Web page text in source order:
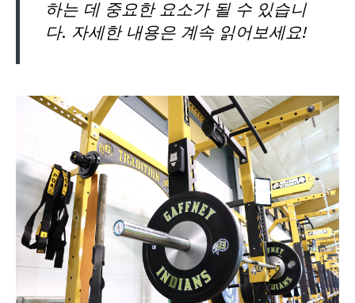
하는 데 중요한 요소가 될 수 있습니
다. 자세한 내용은 계속 읽어보세요!